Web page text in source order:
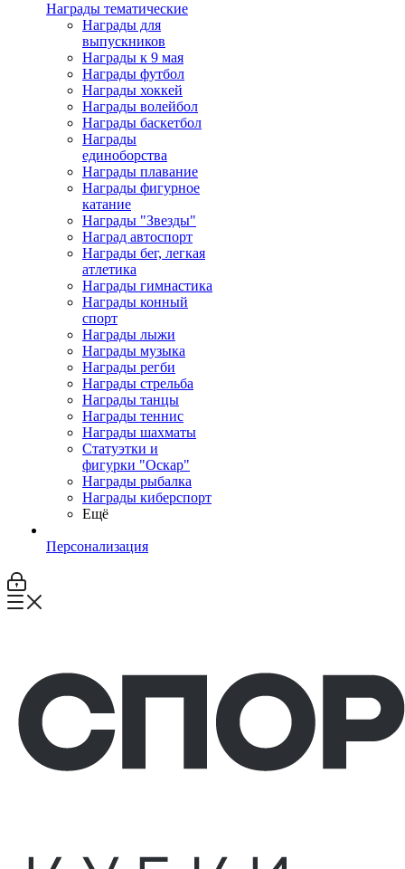
Награды тематические
Награды для
выпускников
Награды к 9 мая
Награды футбол
Награды хоккей
Награды волейбол
Награды баскетбол
Награды
единоборства
Награды плавание
Награды фигурное
катание
Награды "Звезды"
Наград автоспорт
Награды бег, легкая
атлетика
Награды гимнастика
Награды конный
спорт
Награды лыжи
Награды музыка
Награды регби
Награды стрельба
Награды танцы
Награды теннис
Награды шахматы
Статуэтки и
фигурки "Оскар"
Награды рыбалка
Награды киберспорт
Ещё
Персонализация